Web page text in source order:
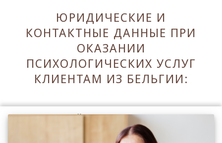
ЮРИДИЧЕСКИЕ И
КОНТАКТНЫЕ ДАННЫЕ ПРИ
ОКАЗАНИИ
ПСИХОЛОГИЧЕСКИХ УСЛУГ
КЛИЕНТАМ ИЗ БЕЛЬГИИ:
Оставаясь на сайте Вы принимаете его Правила.
Принять Правила и закрыть ✖